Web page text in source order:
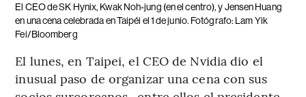
El CEO de SK Hynix, Kwak Noh-jung (en el centro), y Jensen Huang
en una cena celebrada en Taipéi el 1 de junio. Fotógrafo: Lam Yik
Fei/Bloomberg
El lunes, en Taipei, el CEO de Nvidia dio el
inusual paso de organizar una cena con sus